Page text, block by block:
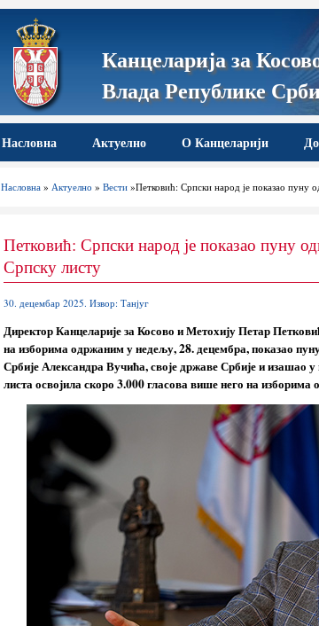
Канцеларија за
Влада Републике
Насловна Актуелно О Канцеларији
Насловна »Актуелно »Вести »Петковић: Српски народ је показао пуну
Петковић: Српски народ је показао пуну
Српску листу
30. децембар 2025. Извор: Танјуг
Директор Канцеларије за Косово и Метохију Петар
на изборима одржаним у недељу, 28. децембра, показао
Србије Александра Вучића, своје државе Србије и изашао
листа освојила скоро 3.000 гласова више него на